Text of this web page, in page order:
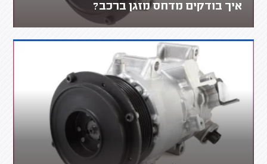
איך בודקים מדחס מזגן ברכב?